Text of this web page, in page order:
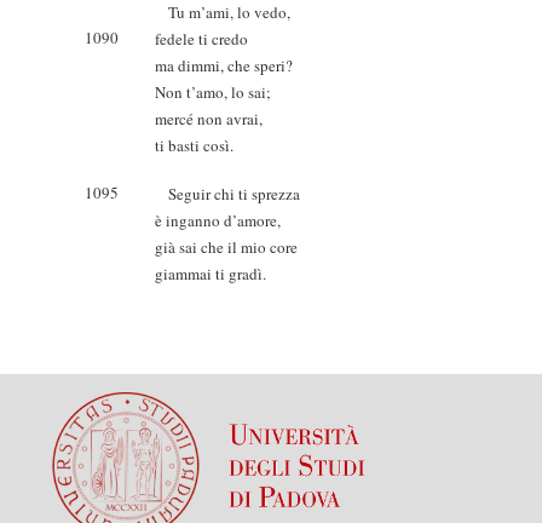
Tu m’ami, lo vedo,
1090
fedele ti credo
ma dimmi, che speri?
Non t’amo, lo sai;
mercé non avrai,
ti basti così.
1095
Seguir chi ti sprezza
è inganno d’amore,
già sai che il mio core
giammai ti gradì.